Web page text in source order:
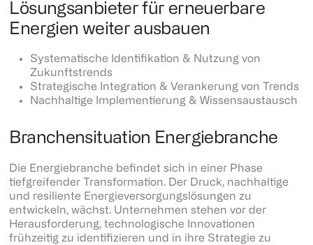
Lösungsanbieter für erneuerbare
Energien weiter ausbauen
Systematische Identifikation & Nutzung von
Zukunftstrends
Strategische Integration & Verankerung von Trends
Nachhaltige Implementierung & Wissensaustausch
Branchensituation Energiebranche
Die Energiebranche befindet sich in einer Phase
tiefgreifender Transformation. Der Druck, nachhaltige
und resiliente Energieversorgungslösungen zu
entwickeln, wächst. Unternehmen stehen vor der
Herausforderung, technologische Innovationen
frühzeitig zu identifizieren und in ihre Strategie zu